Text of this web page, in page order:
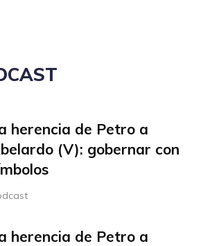
herencia de Petro a
(V): gobernar con
herencia de Petro a